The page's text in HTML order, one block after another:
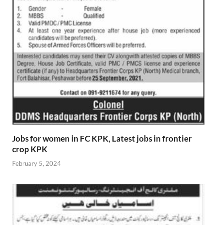
Jobs for women in FC KPK, Latest jobs in frontier
crop KPK
February 5, 2024